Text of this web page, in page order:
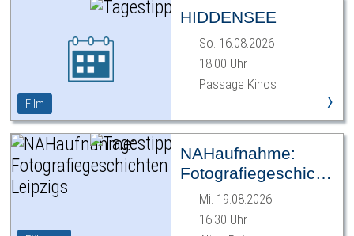
Film
HIDDENSEE
So. 16.08.2026
18:00 Uhr
Passage Kinos
›
NAHaufnahme:
Fotografiegeschichten
Leipzigs
Mi. 19.08.2026
16:30 Uhr